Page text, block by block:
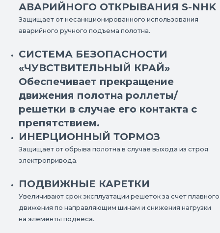
АВАРИЙНОГО ОТКРЫВАНИЯ S-NHK
Защищает от несанкционированного использования
аварийного ручного подъема полотна.
СИСТЕМА БЕЗОПАСНОСТИ
«ЧУВСТВИТЕЛЬНЫЙ КРАЙ»
Обеспечивает прекращение
движения полотна роллеты/
решетки в случае его контакта с
препятствием.
ИНЕРЦИОННЫЙ ТОРМОЗ
Защищает от обрыва полотна в случае выхода из строя
электропривода.
ПОДВИЖНЫЕ КАРЕТКИ
Увеличивают срок эксплуатации решеток за счет плавного
движения по направляющим шинам и снижения нагрузки
на элементы подвеса.